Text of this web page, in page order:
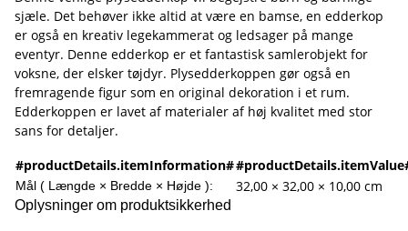
sjæle. Det behøver ikke altid at være en bamse, en edderkop
er også en kreativ legekammerat og ledsager på mange
eventyr. Denne edderkop er et fantastisk samlerobjekt for
voksne, der elsker tøjdyr. Plysedderkoppen gør også en
fremragende figur som en original dekoration i et rum.
Edderkoppen er lavet af materialer af høj kvalitet med stor
sans for detaljer.
#productDetails.itemInformation#
Mål ( Længde × Bredde × Højde ): 32,00 × 32,00 × 10,00 cm
Oplysninger om produktsikkerhed